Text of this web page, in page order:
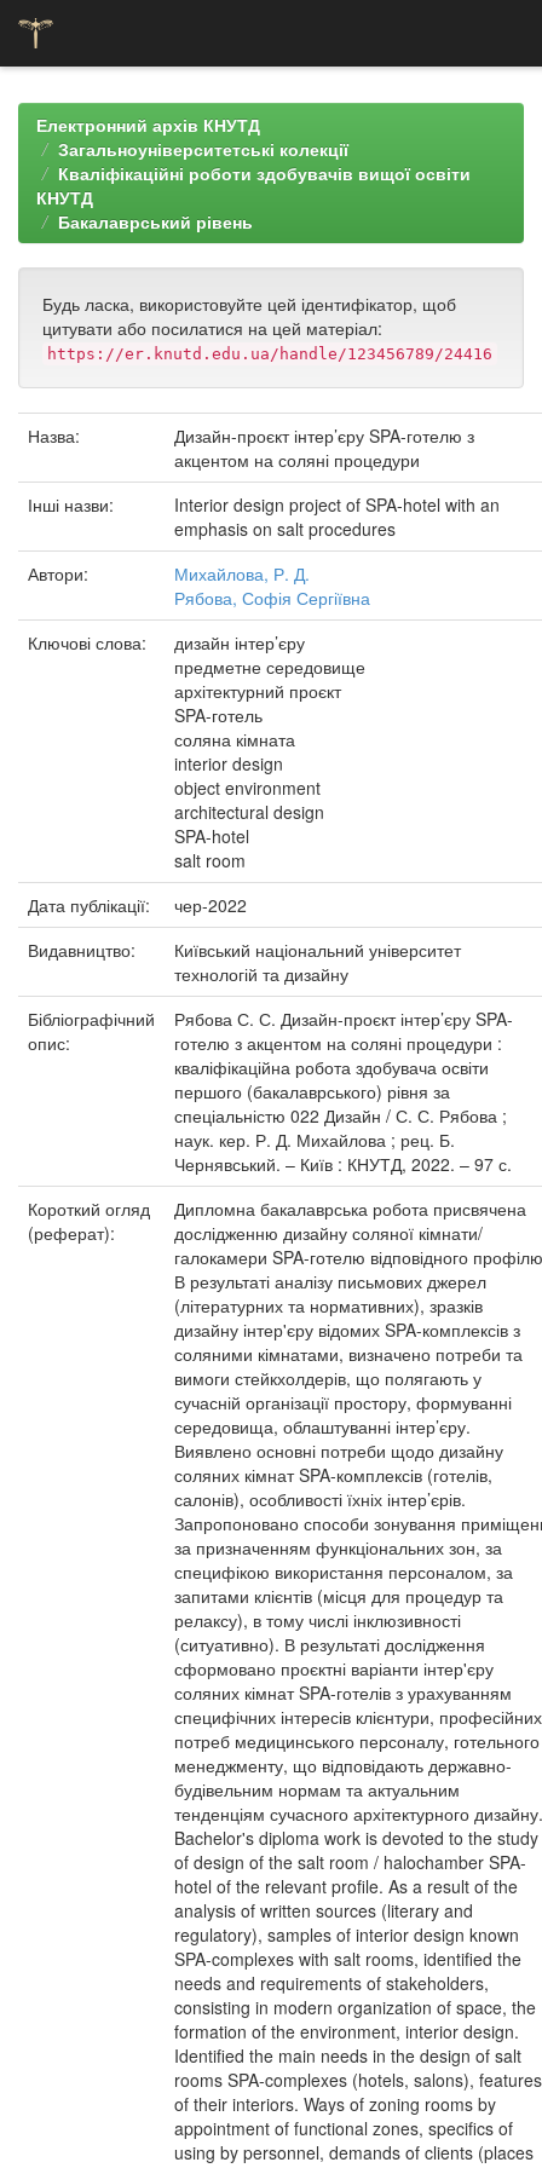
navigationЕлектронний архів КНУТД
Загальноуніверситетські колекції
Кваліфікаційні роботи здобувачів вищої освіти
КНУТД
Бакалаврський рівень
Будь ласка, використовуйте цей ідентифікатор, щоб
цитувати або посилатися на цей матеріал:
https://er.knutd.edu.ua/handle/123456789/24416
Назва:
Дизайн-проєкт інтер’єру SPA-готелю з
акцентом на соляні процедури
Інші назви:
Interior design project of SPA-hotel with an
emphasis on salt procedures
Автори:
Михайлова, Р. Д.
Рябова, Софія Сергіївна
Ключові слова:
дизайн інтер’єру
предметне середовище
архітектурний проєкт
SPA-готель
соляна кімната
interior design
object environment
architectural design
SPA-hotel
salt room
Дата публікації:
чер-2022
Видавництво:
Київський національний університет
технологій та дизайну
Бібліографічний
опис:
Рябова С. С. Дизайн-проєкт інтер’єру SPA-
готелю з акцентом на соляні процедури :
кваліфікаційна робота здобувача освіти
першого (бакалаврського) рівня за
спеціальністю 022 Дизайн / С. С. Рябова ;
наук. кер. Р. Д. Михайлова ; рец. Б.
Чернявський. – Київ : КНУТД, 2022. – 97 с.
Короткий огляд
(реферат):
Дипломна бакалаврська робота присвячена
дослідженню дизайну соляної кімнати/
галокамери SPA-готелю відповідного
В результаті аналізу письмових джерел
(літературних та нормативних), зразків
дизайну інтер'єру відомих SPA-комплексів з
соляними кімнатами, визначено потреби та
вимоги стейкхолдерів, що полягають у
сучасній організації простору, формуванні
середовища, облаштуванні інтер’єру.
Виявлено основні потреби щодо дизайну
соляних кімнат SPA-комплексів (готелів,
салонів), особливості їхніх інтер’єрів.
Запропоновано способи зонування
за призначенням функціональних зон, за
специфікою використання персоналом, за
запитами клієнтів (місця для процедур та
релаксу), в тому числі інклюзивності
(ситуативно). В результаті дослідження
сформовано проєктні варіанти інтер'єру
соляних кімнат SPA-готелів з урахуванням
специфічних інтересів клієнтури, професійних
потреб медицинського персоналу, готельного
менеджменту, що відповідають державно-
будівельним нормам та актуальним
тенденціям сучасного архітектурного дизайну.
Bachelor's diploma work is devoted to the study
of design of the salt room / halochamber SPA-
hotel of the relevant profile. As a result of the
analysis of written sources (literary and
regulatory), samples of interior design known
SPA-complexes with salt rooms, identified the
needs and requirements of stakeholders,
consisting in modern organization of space, the
formation of the environment, interior design.
Identified the main needs in the design of salt
rooms SPA-complexes (hotels, salons), features
of their interiors. Ways of zoning rooms by
appointment of functional zones, specifics of
using by personnel, demands of clients (places